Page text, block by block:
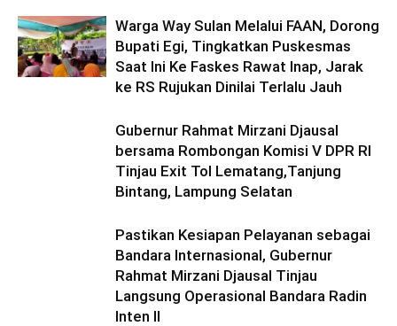
Warga Way Sulan Melalui FAAN, Dorong
Bupati Egi, Tingkatkan Puskesmas
Saat Ini Ke Faskes Rawat Inap, Jarak
ke RS Rujukan Dinilai Terlalu Jauh
Gubernur Rahmat Mirzani Djausal
bersama Rombongan Komisi V DPR RI
Tinjau Exit Tol Lematang,Tanjung
Bintang, Lampung Selatan
Pastikan Kesiapan Pelayanan sebagai
Bandara Internasional, Gubernur
Rahmat Mirzani Djausal Tinjau
Langsung Operasional Bandara Radin
Inten II